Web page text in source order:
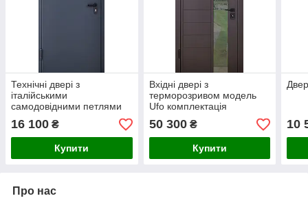
Технічні двері з
італійськими
самодовідними петлями
TD ABWEHR (Ei-30)
16 100 ₴
Купити
Вхідні двері з
терморозривом модель
Ufo комплектація
COTTAGE ABWEHR (367)
50 300₴
Купити
10
Про нас